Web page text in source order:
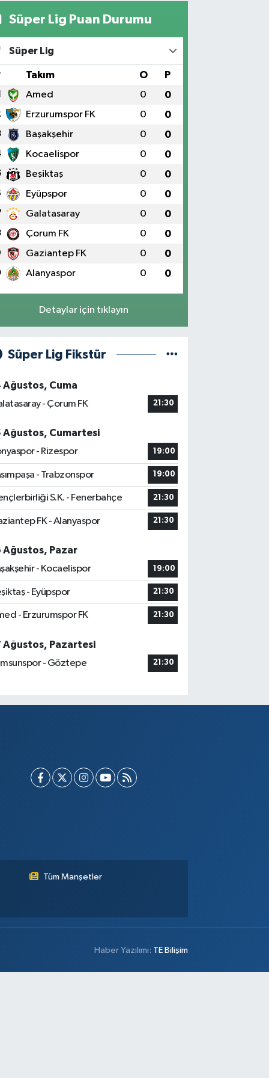
ÜNÜVERSİTESİ HASTANESİNİN KARŞISI TRAFİK
YANI Üniversite Mah.Yunus Emre Bulvarı
A
Süper Lig Puan Durumu
Süper Lig
Takım O P
Amed 0 0
Erzurumspor FK 0 0
Başakşehir 0 0
Kocaelispor 0 0
Beşiktaş 0 0
Eyüpspor 0 0
Galatasaray 0 0
Çorum FK 0 0
Gaziantep FK 0 0
Alanyaspor 0 0
Detaylar için tıklayın
Süper Lig Fikstür
Ağustos, Cuma
- Çorum FK
21:30
Ağustos, Cumartesi
- Rizespor
19:00
- Trabzonspor 19:00
S.K. - Fenerbahçe 21:30
FK - Alanyaspor 21:30
Ağustos, Pazar
- Kocaelispor
19:00
- Eyüpspor 21:30
- Erzurumspor FK 21:30
Ağustos, Pazartesi
- Göztepe
21:30
Tüm Manşetler
Haber Yazılımı: TE Bilişim